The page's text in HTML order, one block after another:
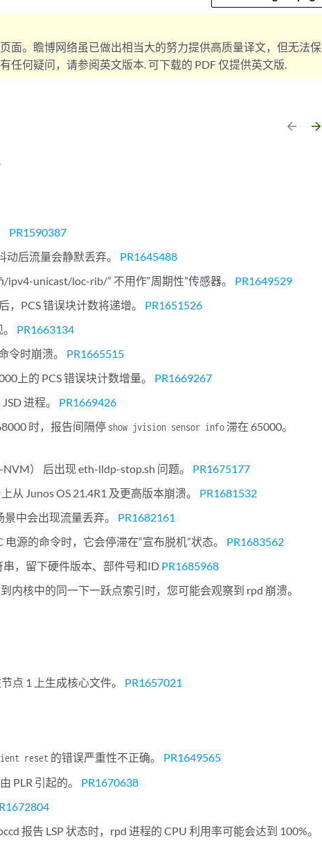
面。瞻博网络虽已做出相当大的努力提供高质量译文，但无法保
任何疑问，请参阅英文版本. 可下载的 PDF 仅提供英文版.
arrow_backward arrow_forward
PR1590387
动后流量会静默丢弃。 PR1645488
ipv4-unicast/loc-rib/” 不用作“周期性”传感器。 PR1649529
，PCS 错误块计数将递增。 PR1651526
PR1663134
令时崩溃。 PR1665515
上的 PCS 错误块计数增量。 PR1669267
进程。 PR1669426
时，报告间隔停 show jvision sensor info滞在 65000。
） 后出现 eth-lldp-stop.sh 问题。 PR1675177
Junos OS 21.4R1 及更高版本崩溃。 PR1681532
景中会出现流量丢弃。 PR1682161
源的命令时，它会停滞在“宣布脱机”状态。 PR1683562
，留下硬件版本、部件号和ID PR1685968
内核中的同一下一跃点索引时，您可能会观察到 rpd 崩溃。
点 1 上生成核心文件。 PR1657021
reset 的错误严重性不正确。 PR1649565
PLR 引起的。 PR1670638
报告 LSP 状态时，rpd 进程的 CPU 利用率可能会达到 100%。